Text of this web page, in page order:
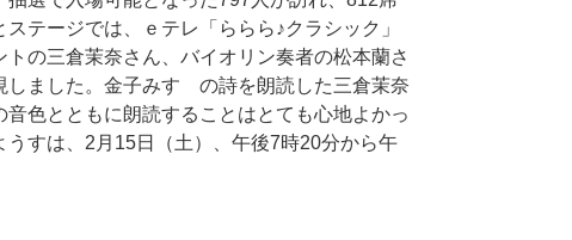
テージでは、ｅテレ「ららら♪クラシック」
の三倉茉奈さん、バイオリン奏者の松本蘭さ
ました。金子みすゞの詩を朗読した三倉茉奈
色とともに朗読することはとても心地よかっ
すは、2月15日（土）、午後7時20分から午